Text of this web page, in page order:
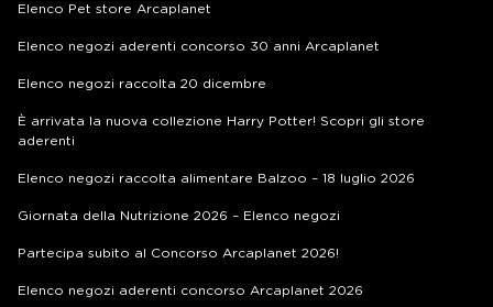
Elenco Pet store Arcaplanet
Elenco negozi aderenti concorso 30 anni Arcaplanet
Elenco negozi raccolta 20 dicembre
È arrivata la nuova collezione Harry Potter! Scopri gli store
aderenti
Elenco negozi raccolta alimentare Balzoo – 18 luglio 2026
Giornata della Nutrizione 2026 – Elenco negozi
Partecipa subito al Concorso Arcaplanet 2026!
Elenco negozi aderenti concorso Arcaplanet 2026